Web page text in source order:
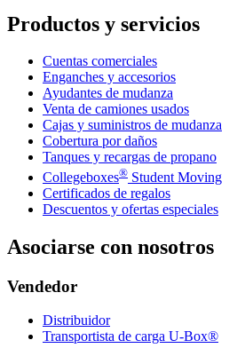
Productos y servicios
Cuentas comerciales
Enganches y accesorios
Ayudantes de mudanza
Venta de camiones usados
Cajas y suministros de mudanza
Cobertura por daños
Tanques y recargas de propano
Collegeboxes® Student Moving
Certificados de regalos
Descuentos y ofertas especiales
Asociarse con nosotros
Vendedor
Distribuidor
Transportista de carga U-Box®